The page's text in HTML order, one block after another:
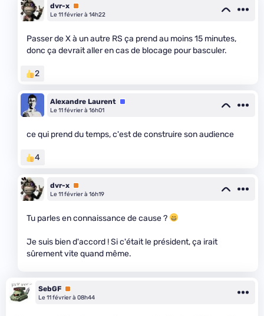
dvr-x Premium
Le 11 février à 14h22
Passer de X à un autre RS ça prend au moins 15 minutes,
donc ça devrait aller en cas de blocage pour basculer.
2
Alexandre Laurent Équipe
Le 11 février à 16h01
ce qui prend du temps, c'est de construire son audience
4
dvr-x Premium
Le 11 février à 16h19
Tu parles en connaissance de cause ?
Je suis bien d'accord ! Si c'était le président, ça irait
sûrement vite quand même.
SebGF Premium
Le 11 février à 08h44